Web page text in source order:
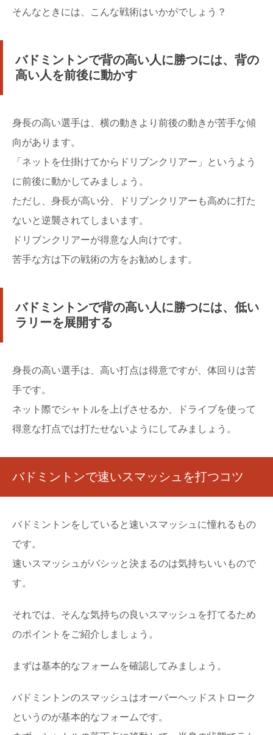
そんなときには、こんな戦術はいかがでしょう？
バドミントンで背の高い人に勝つには、背の
高い人を前後に動かす
身長の高い選手は、横の動きより前後の動きが苦手な傾
向があります。
「ネットを仕掛けてからドリブンクリアー」というよう
に前後に動かしてみましょう。
ただし、身長が高い分、ドリブンクリアーも高めに打た
ないと逆襲されてしまいます。
ドリブンクリアーが得意な人向けです。
苦手な方は下の戦術の方をお勧めします。
バドミントンで背の高い人に勝つには、低い
ラリーを展開する
身長の高い選手は、高い打点は得意ですが、体回りは苦
手です。
ネット際でシャトルを上げさせるか、ドライブを使って
得意な打点では打たせないようにしてみましょう。
バドミントンで速いスマッシュを打つコツ
バドミントンをしていると速いスマッシュに憧れるもの
です。
速いスマッシュがバシッと決まるのは気持ちいいもので
す。
それでは、そんな気持ちの良いスマッシュを打てるため
のポイントをご紹介しましょう。
まずは基本的なフォームを確認してみましょう。
バドミントンのスマッシュはオーバーヘッドストローク
というのが基本的なフォームです。